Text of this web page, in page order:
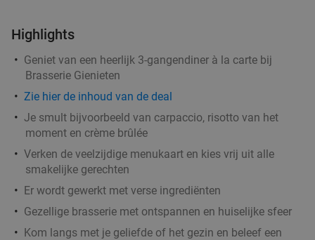
Highlights
Geniet van een heerlijk 3-gangendiner à la carte bij
Brasserie Gienieten
Zie hier de inhoud van de deal
Je smult bijvoorbeeld van carpaccio, risotto van het
moment en crème brûlée
Verken de veelzijdige menukaart en kies vrij uit alle
smakelijke gerechten
Er wordt gewerkt met verse ingrediënten
Gezellige brasserie met ontspannen en huiselijke sfeer
Kom langs met je geliefde of het gezin en beleef een